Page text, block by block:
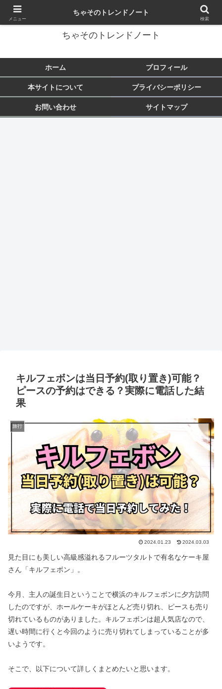
トレンド・芸能・旅行など気になることをまとめます♪
ちゃそのトレンドノート
ホーム プロフィール
本サイトについて プライバシーポリシー
お問い合わせ サイトマップ
キルフェボンは当日予約(取り置き)可能？
ピースの予約はできる？実際に電話した結
果
旅行
2024.01.23 2024.03.03
見た目にも美しい高級感溢れるフルーツタルトで有名なケーキ屋
さん「キルフェボン」。
今月、主人の誕生日ということで横浜のキルフェボンに夕方訪問
したのですが、ホールケーキがほとんど売り切れ、ピースも売り
切れているものがありました。キルフェボンは超人気店なので、
遅い時間に行くと今回のように売り切れてしまっていることが多
いようです。
そこで、以下について詳しくまとめたいと思います。
メニュー
ちゃそのトレンドノート
検索